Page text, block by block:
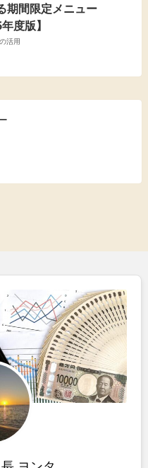
期間限定メニュー
度版】
活用